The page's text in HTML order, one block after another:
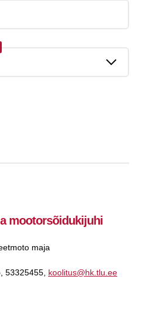
mootorsõidukijuhi
maja
53325455, koolitus@hk.tlu.ee